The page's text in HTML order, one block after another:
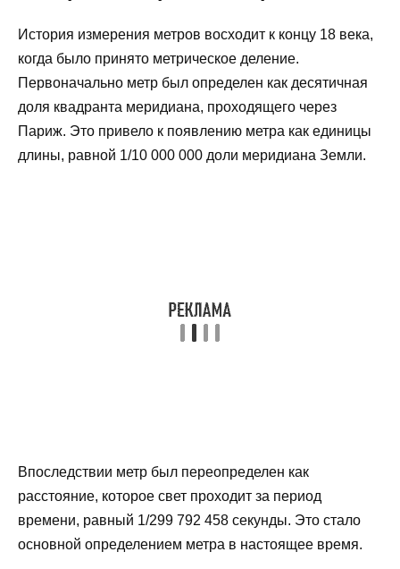
История измерения метров восходит к концу 18 века,
когда было принято метрическое деление.
Первоначально метр был определен как десятичная
доля квадранта меридиана, проходящего через
Париж. Это привело к появлению метра как единицы
длины, равной 1/10 000 000 доли меридиана Земли.
Впоследствии метр был переопределен как
расстояние, которое свет проходит за период
времени, равный 1/299 792 458 секунды. Это стало
основной определением метра в настоящее время.